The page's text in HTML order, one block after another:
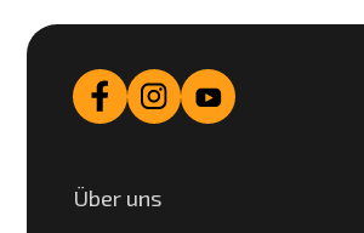
Über uns